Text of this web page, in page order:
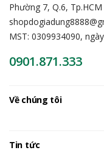
Phường 7, Q.6, Tp.HCM
MST: 0309934090,
0901.871.333
Về chúng tôi
Tin tức